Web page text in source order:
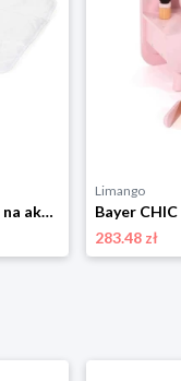
Bayer CHIC 2000 Torba na akcesoria do przewijania dla lalek - 3+ rozmiar: onesize
Limango
283.48 zł